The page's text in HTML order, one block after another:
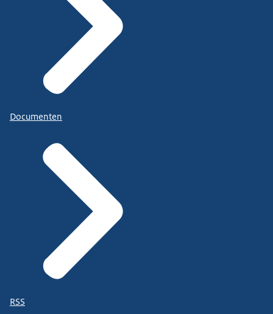
Documenten
RSS